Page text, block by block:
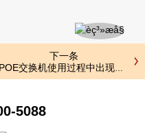
的原因
下一条
POE交换机使用过程中出现不稳
5088